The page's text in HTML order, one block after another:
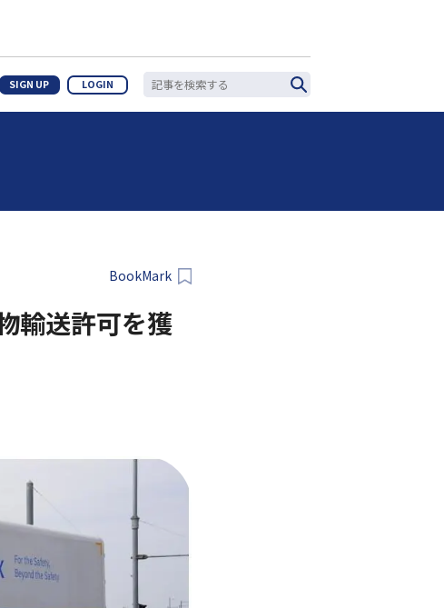
SIGN UP LOGIN
BookMark
輸送許可を獲